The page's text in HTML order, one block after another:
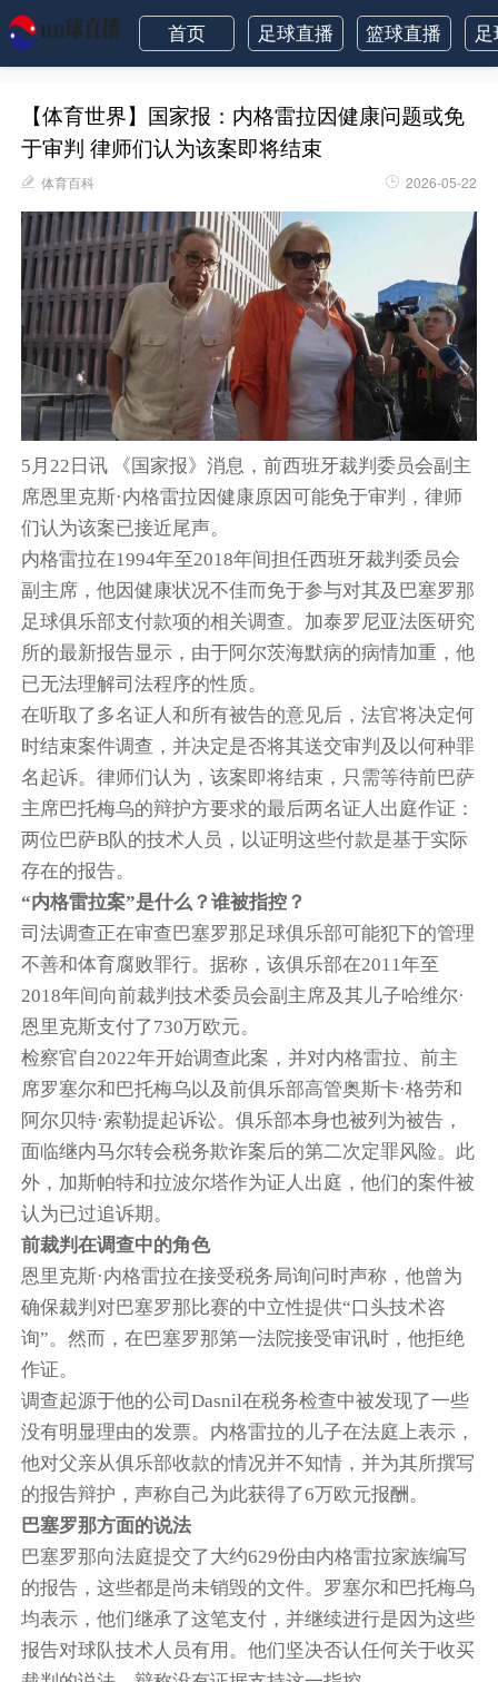
首页 足球直播 篮球直播
【体育世界】国家报：内格雷拉因健康问题或免
于审判 律师们认为该案即将结束
体育百科 2026-05-22
5月22日讯 《国家报》消息，前西班牙裁判委员会副主
席恩里克斯·内格雷拉因健康原因可能免于审判，律师
们认为该案已接近尾声。
内格雷拉在1994年至2018年间担任西班牙裁判委员会
副主席，他因健康状况不佳而免于参与对其及巴塞罗那
足球俱乐部支付款项的相关调查。加泰罗尼亚法医研究
所的最新报告显示，由于阿尔茨海默病的病情加重，他
已无法理解司法程序的性质。
在听取了多名证人和所有被告的意见后，法官将决定何
时结束案件调查，并决定是否将其送交审判及以何种罪
名起诉。律师们认为，该案即将结束，只需等待前巴萨
主席巴托梅乌的辩护方要求的最后两名证人出庭作证：
两位巴萨B队的技术人员，以证明这些付款是基于实际
存在的报告。
“内格雷拉案”是什么？谁被指控？
司法调查正在审查巴塞罗那足球俱乐部可能犯下的管理
不善和体育腐败罪行。据称，该俱乐部在2011年至
2018年间向前裁判技术委员会副主席及其儿子哈维尔·
恩里克斯支付了730万欧元。
检察官自2022年开始调查此案，并对内格雷拉、前主
席罗塞尔和巴托梅乌以及前俱乐部高管奥斯卡·格劳和
阿尔贝特·索勒提起诉讼。俱乐部本身也被列为被告，
面临继内马尔转会税务欺诈案后的第二次定罪风险。此
外，加斯帕特和拉波尔塔作为证人出庭，他们的案件被
认为已过追诉期。
前裁判在调查中的角色
恩里克斯·内格雷拉在接受税务局询问时声称，他曾为
确保裁判对巴塞罗那比赛的中立性提供“口头技术咨
询”。然而，在巴塞罗那第一法院接受审讯时，他拒绝
作证。
调查起源于他的公司Dasnil在税务检查中被发现了一些
没有明显理由的发票。内格雷拉的儿子在法庭上表示，
他对父亲从俱乐部收款的情况并不知情，并为其所撰写
的报告辩护，声称自己为此获得了6万欧元报酬。
巴塞罗那方面的说法
巴塞罗那向法庭提交了大约629份由内格雷拉家族编写
的报告，这些都是尚未销毁的文件。罗塞尔和巴托梅乌
均表示，他们继承了这笔支付，并继续进行是因为这些
报告对球队技术人员有用。他们坚决否认任何关于收买